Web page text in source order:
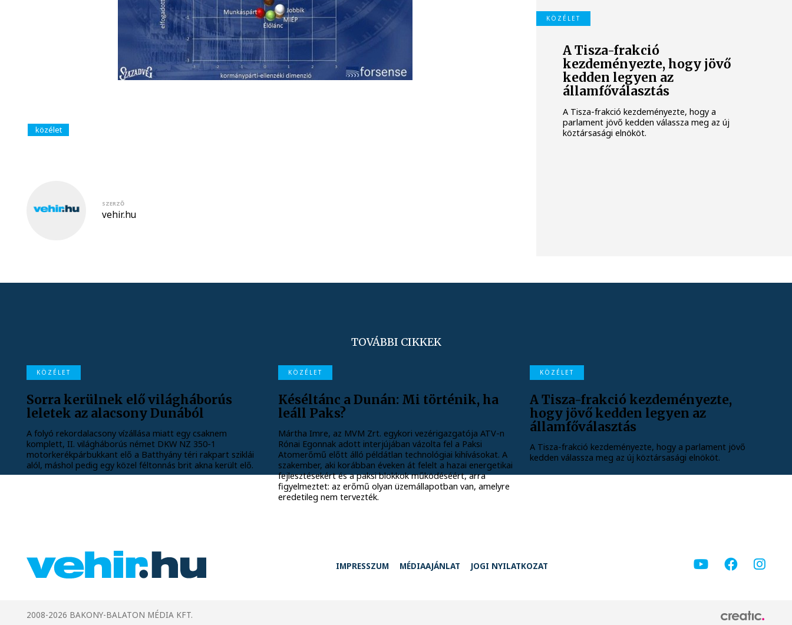
közélet
SZERZŐ
vehir.hu
KÖZÉLET
A Tisza-frakció
kezdeményezte, hogy jövő
kedden legyen az
államfőválasztás
A Tisza-frakció kezdeményezte, hogy a
parlament jövő kedden válassza meg az új
köztársasági elnököt.
TOVÁBBI CIKKEK
KÖZÉLET
Sorra kerülnek elő világháborús
leletek az alacsony Dunából
A folyó rekordalacsony vízállása miatt egy csaknem
komplett, II. világháborús német DKW NZ 350-1
motorkerékpárbukkant elő a Batthyány téri rakpart sziklái
alól, máshol pedig egy közel féltonnás brit akna került elő.
KÖZÉLET
Késéltánc a Dunán: Mi történik, ha
leáll Paks?
Mártha Imre, az MVM Zrt. egykori vezérigazgatója ATV-n
Rónai Egonnak adott interjújában vázolta fel a Paksi
Atomerőmű előtt álló példátlan technológiai kihívásokat. A
szakember, aki korábban éveken át felelt a hazai energetikai
fejlesztésekért és a paksi blokkok működéséért, arra
figyelmeztet: az erőmű olyan üzemállapotban van, amelyre
eredetileg nem tervezték.
KÖZÉLET
A Tisza-frakció kezdeményezte,
hogy jövő kedden legyen az
államfőválasztás
A Tisza-frakció kezdeményezte, hogy a parlament jövő
kedden válassza meg az új köztársasági elnököt.
IMPRESSZUM MÉDIAAJÁNLAT JOGI NYILATKOZAT
2008-2026 BAKONY-BALATON MÉDIA KFT.